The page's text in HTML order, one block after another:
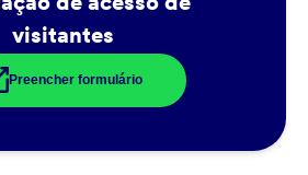
visitantes
Preencher formulário